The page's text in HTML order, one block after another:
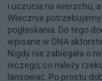
i uczucia na wierzchu,
Wiecznie
pogłaskania. Do tego
wpisane w DNA
Nigdy nie zabiegała o
niczego, co należy
lansować. Po prostu